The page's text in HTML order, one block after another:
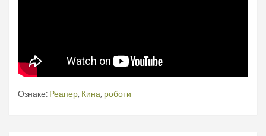
Ознаке: Реапер, Кина, роботи